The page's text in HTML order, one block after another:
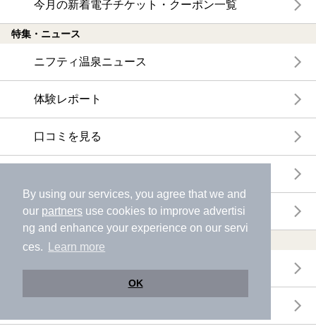
By using our services, you agree that we and
our partners use cookies to improve advertisi
ng and enhance your experience on our servi
ces.
Learn more
OK
今月の新着電子チケット・クーポン一覧
特集・ニュース
ニフティ温泉ニュース
体験レポート
口コミを見る
ニフティ温泉からのお知らせ
温浴施設ランキング
年間温泉ランキング